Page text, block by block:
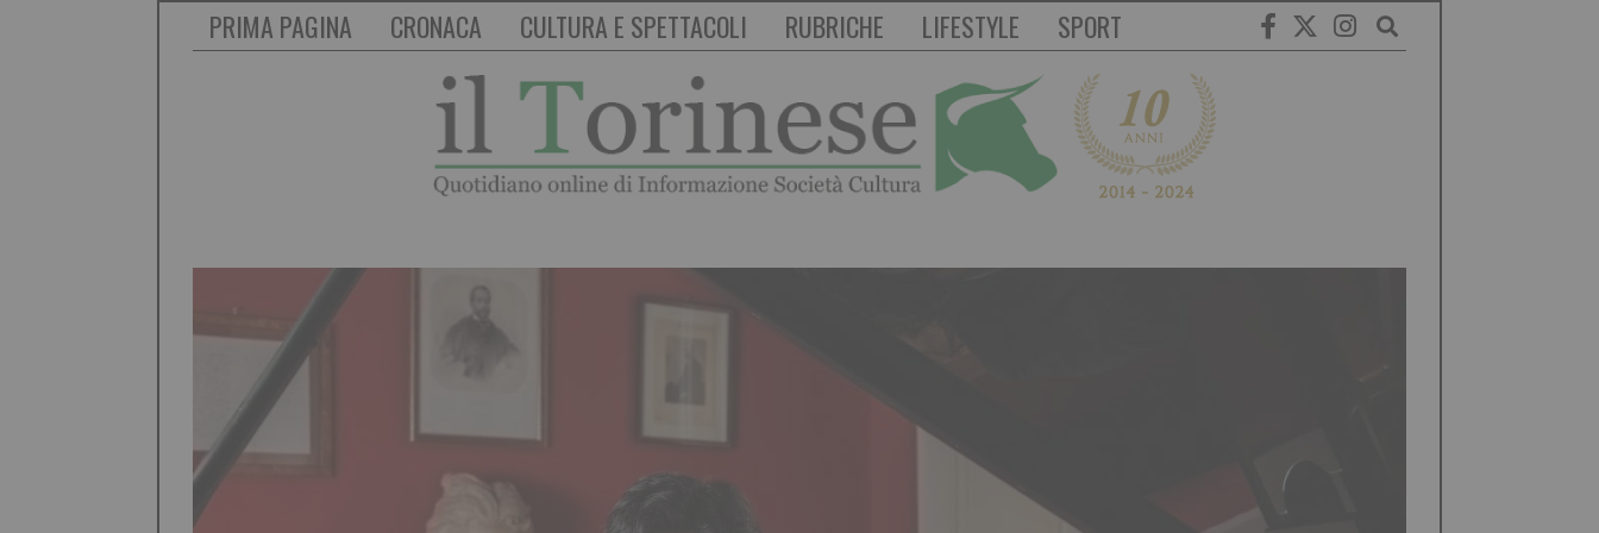
PRIMA PAGINA CRONACA CULTURA E SPETTACOLI RUBRICHE LIFESTYLE SPORT